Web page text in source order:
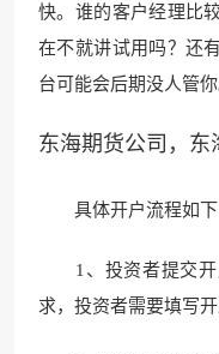
快。谁的客户经理比
在不就讲试用吗？还
台可能会后期没人管你
东海期货公司，东
具体开户流程如下
1、投资者提交开
求，投资者需要填写